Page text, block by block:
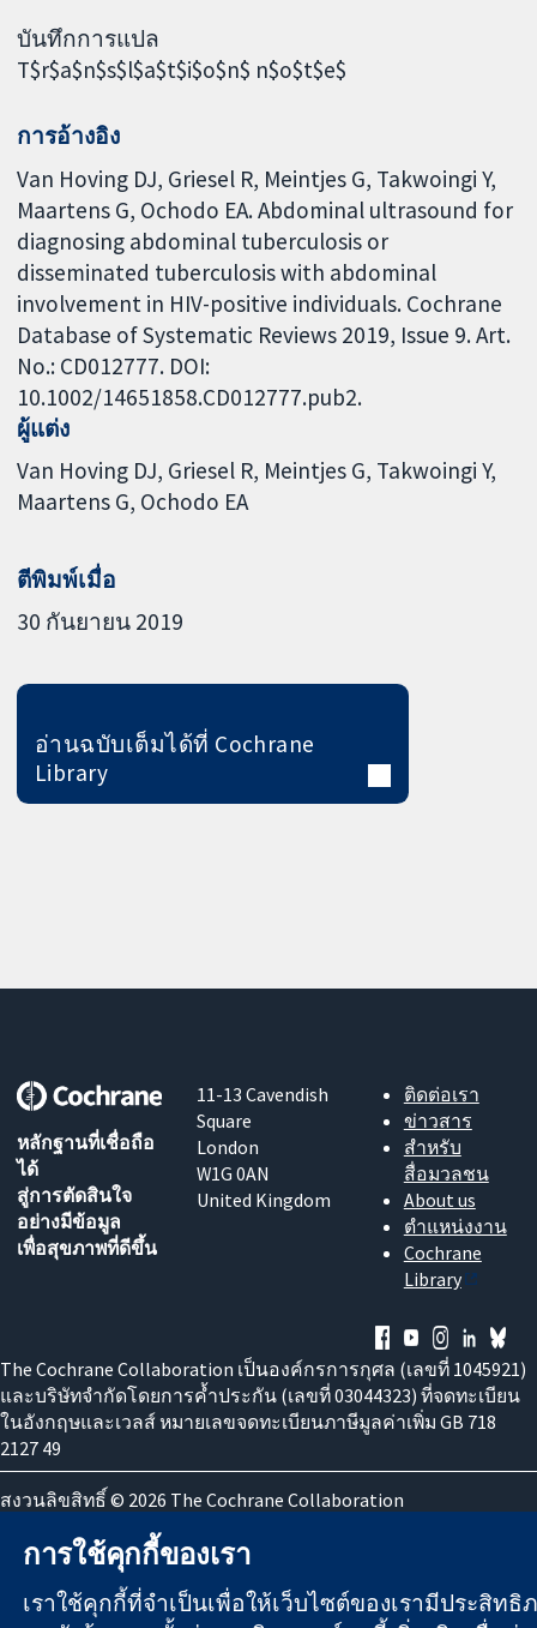
บันทึกการแปล
T$r$a$n$s$l$a$t$i$o$n$ n$o$t$e$
การอ้างอิง
Van Hoving DJ, Griesel R, Meintjes G, Takwoingi Y,
Maartens G, Ochodo EA. Abdominal ultrasound for
diagnosing abdominal tuberculosis or
disseminated tuberculosis with abdominal
involvement in HIV-positive individuals. Cochrane
Database of Systematic Reviews 2019, Issue 9. Art.
No.: CD012777. DOI:
10.1002/14651858.CD012777.pub2.
ผู้แต่ง
Van Hoving DJ Griesel R Meintjes G Takwoingi Y
Maartens G Ochodo EA
ตีพิมพ์เมื่อ
30 กันยายน 2019
อ่านฉบับเต็มได้ที่ Cochrane
Library
หลักฐานที่เชื่อถือ
ได้
สู่การตัดสินใจ
อย่างมีข้อมูล
เพื่อสุขภาพที่ดีขึ้น
11-13 Cavendish
Square
London
W1G 0AN
United Kingdom
ติดต่อเรา
ข่าวสาร
สำหรับ
สื่อมวลชน
About us
ตำแหน่งงาน
Cochrane
Library
The Cochrane Collaboration เป็นองค์กรการกุศล (เลขที่ 1045921)
และบริษัทจำกัดโดยการค้ำประกัน (เลขที่ 03044323) ที่จดทะเบียน
ในอังกฤษและเวลส์ หมายเลขจดทะเบียนภาษีมูลค่าเพิ่ม GB 718
2127 49
สงวนลิขสิทธิ์ © 2026 The Cochrane Collaboration
ข้อกำหนดและเงื่อนไขการใช้เว็บไซต์
ผิดชอบ|ความเป็นส่วนตัว|นโยบายคุกกี้
การใช้คุกกี้ของเรา
เราใช้คุกกี้ที่จำเป็นเพื่อให้เว็บไซต์ของเรามีประสิทธิ